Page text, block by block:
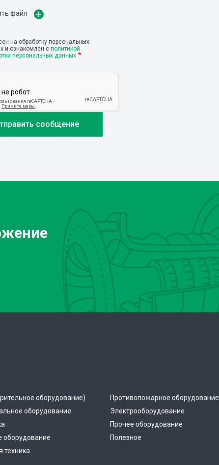
файл
на обработку персональных
и ознакомлен с политикой
персональных данных
оборудование)
оборудование
оборудование
техника
Противопожарное оборудование
Электрооборудование
Прочее оборудование
Полезное